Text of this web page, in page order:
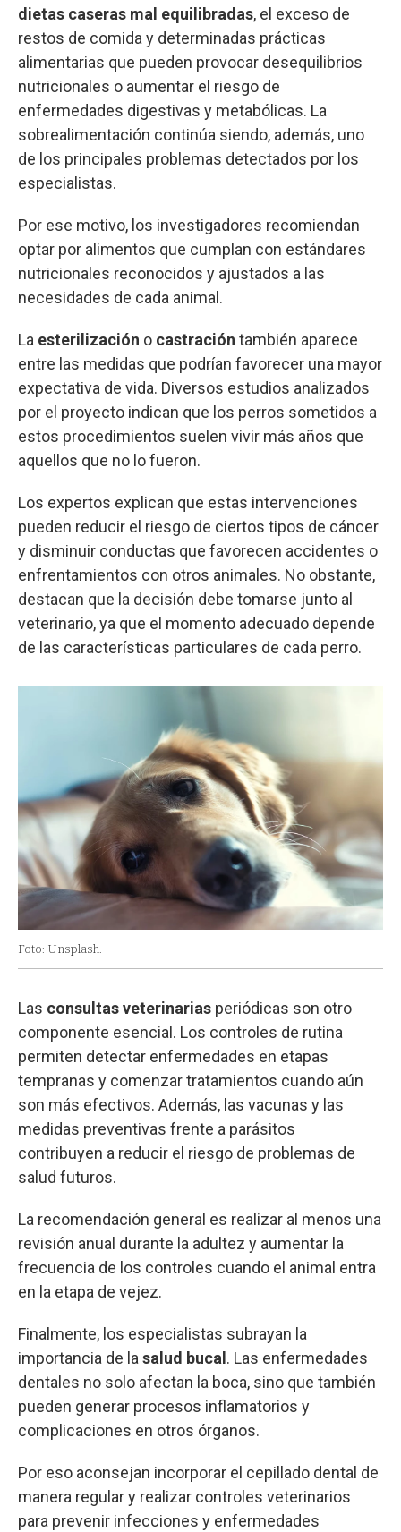
dietas caseras mal equilibradas, el exceso de
restos de comida y determinadas prácticas
alimentarias que pueden provocar desequilibrios
nutricionales o aumentar el riesgo de
enfermedades digestivas y metabólicas. La
sobrealimentación continúa siendo, además, uno
de los principales problemas detectados por los
especialistas.
Por ese motivo, los investigadores recomiendan
optar por alimentos que cumplan con estándares
nutricionales reconocidos y ajustados a las
necesidades de cada animal.
La esterilización o castración también aparece
entre las medidas que podrían favorecer una mayor
expectativa de vida. Diversos estudios analizados
por el proyecto indican que los perros sometidos a
estos procedimientos suelen vivir más años que
aquellos que no lo fueron.
Los expertos explican que estas intervenciones
pueden reducir el riesgo de ciertos tipos de cáncer
y disminuir conductas que favorecen accidentes o
enfrentamientos con otros animales. No obstante,
destacan que la decisión debe tomarse junto al
veterinario, ya que el momento adecuado depende
de las características particulares de cada perro.
Foto: Unsplash.
Las consultas veterinarias periódicas son otro
componente esencial. Los controles de rutina
permiten detectar enfermedades en etapas
tempranas y comenzar tratamientos cuando aún
son más efectivos. Además, las vacunas y las
medidas preventivas frente a parásitos
contribuyen a reducir el riesgo de problemas de
salud futuros.
La recomendación general es realizar al menos una
revisión anual durante la adultez y aumentar la
frecuencia de los controles cuando el animal entra
en la etapa de vejez.
Finalmente, los especialistas subrayan la
importancia de lasalud bucal . Las enfermedades
dentales no solo afectan la boca, sino que también
pueden generar procesos inflamatorios y
complicaciones en otros órganos.
Por eso aconsejan incorporar el cepillado dental de
manera regular y realizar controles veterinarios
para prevenir infecciones y enfermedades